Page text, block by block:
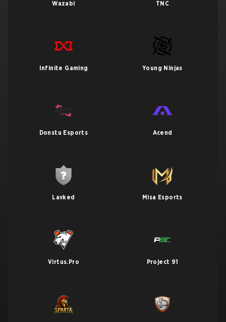
Wazabi TNC
Infinite Gaming Young Ninjas
Donstu Esports Acend
Lavked Misa Esports
Virtus.Pro Project 91